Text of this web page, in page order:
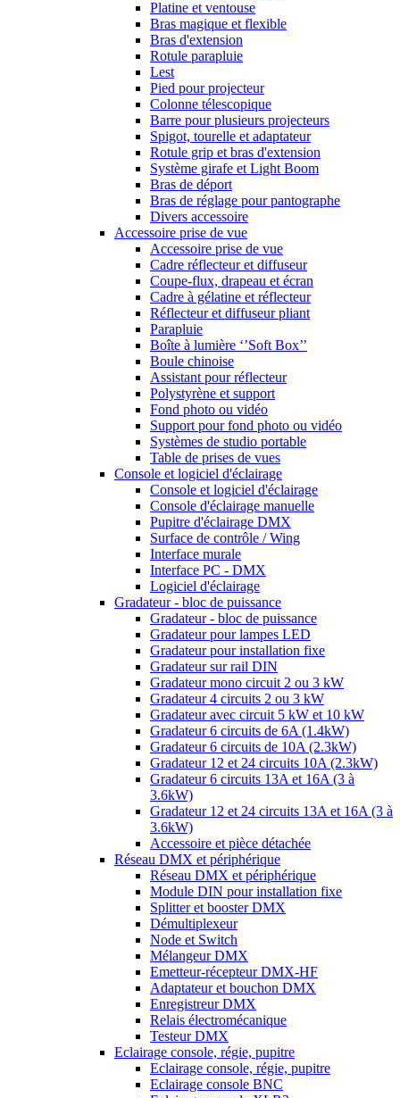
Platine et ventouse
Bras magique et flexible
Bras d'extension
Rotule parapluie
Lest
Pied pour projecteur
Colonne télescopique
Barre pour plusieurs projecteurs
Spigot, tourelle et adaptateur
Rotule grip et bras d'extension
Système girafe et Light Boom
Bras de déport
Bras de réglage pour pantographe
Divers accessoire
Accessoire prise de vue
Accessoire prise de vue
Cadre réflecteur et diffuseur
Coupe-flux, drapeau et écran
Cadre à gélatine et réflecteur
Réflecteur et diffuseur pliant
Parapluie
Boîte à lumière ‘’Soft Box’’
Boule chinoise
Assistant pour réflecteur
Polystyrène et support
Fond photo ou vidéo
Support pour fond photo ou vidéo
Systèmes de studio portable
Table de prises de vues
Console et logiciel d'éclairage
Console et logiciel d'éclairage
Console d'éclairage manuelle
Pupitre d'éclairage DMX
Surface de contrôle / Wing
Interface murale
Interface PC - DMX
Logiciel d'éclairage
Gradateur - bloc de puissance
Gradateur - bloc de puissance
Gradateur pour lampes LED
Gradateur pour installation fixe
Gradateur sur rail DIN
Gradateur mono circuit 2 ou 3 kW
Gradateur 4 circuits 2 ou 3 kW
Gradateur avec circuit 5 kW et 10 kW
Gradateur 6 circuits de 6A (1.4kW)
Gradateur 6 circuits de 10A (2.3kW)
Gradateur 12 et 24 circuits 10A (2.3kW)
Gradateur 6 circuits 13A et 16A (3 à
3.6kW)
Gradateur 12 et 24 circuits 13A et 16A (3 à
3.6kW)
Accessoire et pièce détachée
Réseau DMX et périphérique
Réseau DMX et périphérique
Module DIN pour installation fixe
Splitter et booster DMX
Démultiplexeur
Node et Switch
Mélangeur DMX
Emetteur-récepteur DMX-HF
Adaptateur et bouchon DMX
Enregistreur DMX
Relais électromécanique
Testeur DMX
Eclairage console, régie, pupitre
Eclairage console, régie, pupitre
Eclairage console BNC